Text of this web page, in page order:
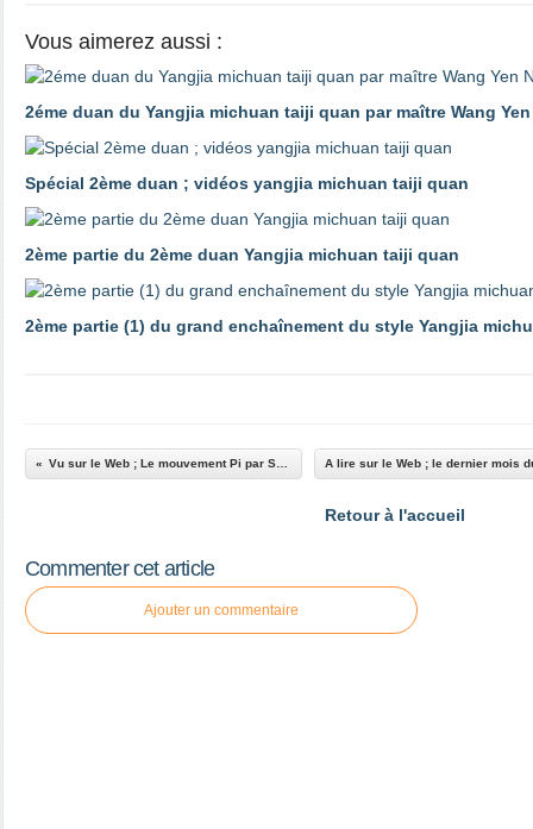
Vous aimerez aussi :
2éme duan du Yangjia michuan taiji quan par maître Wang
Spécial 2ème duan ; vidéos yangjia michuan taiji quan
2ème partie du 2ème duan Yangjia michuan taiji quan
2ème partie (1) du grand enchaînement du style Yangjia
Retour à l'accueil
Commenter cet article
Ajouter un commentaire